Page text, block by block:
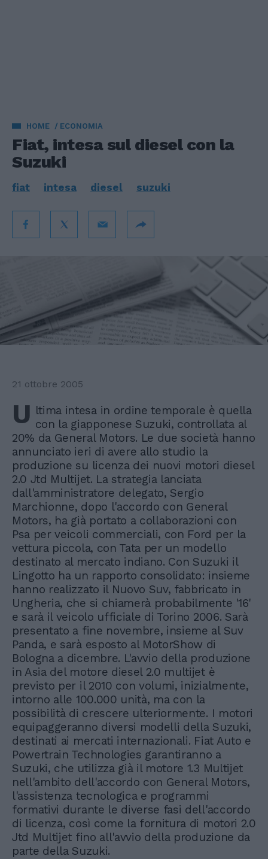
HOME ECONOMIA
Fiat, intesa sul diesel con la
Suzuki
fiat intesa diesel suzuki
21 ottobre 2005
U ltima intesa in ordine temporale è quella
con la giapponese Suzuki, controllata al
20% da General Motors. Le due società hanno
annunciato ieri di avere allo studio la
produzione su licenza dei nuovi motori diesel
2.0 Jtd Multijet. La strategia lanciata
dall'amministratore delegato, Sergio
Marchionne, dopo l'accordo con General
Motors, ha già portato a collaborazioni con
Psa per veicoli commerciali, con Ford per la
vettura piccola, con Tata per un modello
destinato al mercato indiano. Con Suzuki il
Lingotto ha un rapporto consolidato: insieme
hanno realizzato il Nuovo Suv, fabbricato in
Ungheria, che si chiamerà probabilmente '16'
e sarà il veicolo ufficiale di Torino 2006. Sarà
presentato a fine novembre, insieme al Suv
Panda, e sarà esposto al MotorShow di
Bologna a dicembre. L'avvio della produzione
in Asia del motore diesel 2.0 multijet è
previsto per il 2010 con volumi, inizialmente,
intorno alle 100.000 unità, ma con la
possibilità di crescere ulteriormente. I motori
equipaggeranno diversi modelli della Suzuki,
destinati ai mercati internazionali. Fiat Auto e
Powertrain Technologies garantiranno a
Suzuki, che utilizza già il motore 1.3 Multijet
nell'ambito dell'accordo con General Motors,
l'assistenza tecnologica e programmi
formativi durante le diverse fasi dell'accordo
di licenza, così come la fornitura di motori 2.0
Jtd Multijet fino all'avvio della produzione da
parte della Suzuki.